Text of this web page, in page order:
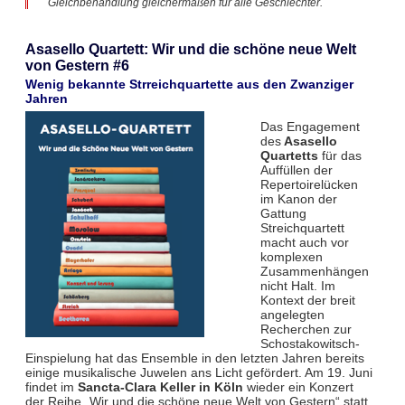
Gleichbehandlung gleichermaßen für alle Geschlechter.
Asasello Quartett: Wir und die schöne neue Welt
von Gestern #6
Wenig bekannte Strreichquartette aus den Zwanziger
Jahren
Das Engagement
desAsasello
Quartetts für das
Auffüllen der
Repertoirelücken
im Kanon der
Gattung
Streichquartett
macht auch vor
komplexen
Zusammenhängen
nicht Halt. Im
Kontext der breit
angelegten
Recherchen zur
Schostakowitsch-
Einspielung hat das Ensemble in den letzten Jahren bereits
einige musikalische Juwelen ans Licht gefördert. Am 19. Juni
findet im Sancta-Clara Keller in Köln wieder ein Konzert
der Reihe „Wir und die schöne neue Welt von Gestern“ statt.